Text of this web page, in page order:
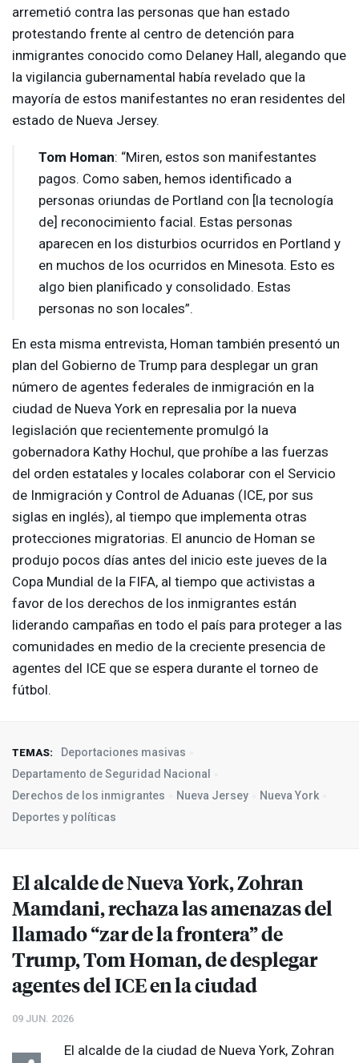
arremetió contra las personas que han estado
protestando frente al centro de detención para
inmigrantes conocido como Delaney Hall, alegando que
la vigilancia gubernamental había revelado que la
mayoría de estos manifestantes no eran residentes del
estado de Nueva Jersey.
Tom Homan: “Miren, estos son manifestantes
pagos. Como saben, hemos identificado a
personas oriundas de Portland con [la tecnología
de] reconocimiento facial. Estas personas
aparecen en los disturbios ocurridos en Portland y
en muchos de los ocurridos en Minesota. Esto es
algo bien planificado y consolidado. Estas
personas no son locales”.
En esta misma entrevista, Homan también presentó un
plan del Gobierno de Trump para desplegar un gran
número de agentes federales de inmigración en la
ciudad de Nueva York en represalia por la nueva
legislación que recientemente promulgó la
gobernadora Kathy Hochul, que prohíbe a las fuerzas
del orden estatales y locales colaborar con el Servicio
de Inmigración y Control de Aduanas (ICE, por sus
siglas en inglés), al tiempo que implementa otras
protecciones migratorias. El anuncio de Homan se
produjo pocos días antes del inicio este jueves de la
Copa Mundial de la FIFA, al tiempo que activistas a
favor de los derechos de los inmigrantes están
liderando campañas en todo el país para proteger a las
comunidades en medio de la creciente presencia de
agentes del ICE que se espera durante el torneo de
fútbol.
TEMAS:
Deportaciones masivas
Departamento de Seguridad Nacional
Derechos de los inmigrantes
Nueva Jersey
Nueva York
Deportes y políticas
El alcalde de Nueva York, Zohran
Mamdani, rechaza las amenazas del
llamado “zar de la frontera” de
Trump, Tom Homan, de desplegar
agentes delICEen la ciudad
09 JUN. 2026
El alcalde de la ciudad de Nueva York, Zohran